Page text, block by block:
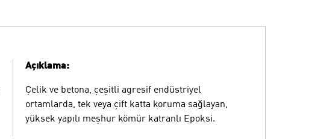
Açıklama:
Çelik ve betona, çeşitli agresif endüstriyel
ortamlarda, tek veya çift katta koruma sağlayan,
yüksek yapılı meşhur kömür katranlı Epoksi.